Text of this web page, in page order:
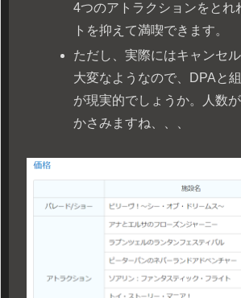
4つのアトラクションをとれ
トを抑えて満喫できます。
ただし、実際にはキャンセ
大変なようなので、DPAと
が現実的でしょうか。人数
かさみますね、、、